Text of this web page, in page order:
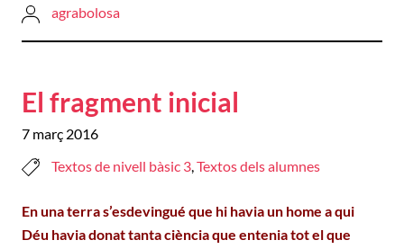
agrabolosa
El fragment inicial
7 març 2016
Textos de nivell bàsic 3,Textos dels alumnes
En una terra s’esdevingué que hi havia un home a qui
Déu havia donat tanta ciència que entenia tot el que